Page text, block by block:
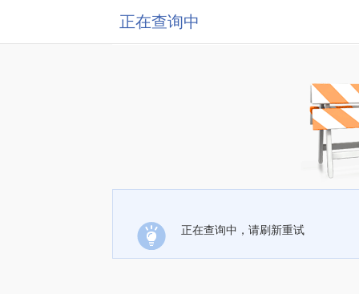
正在查询中
正在查询中，请刷新重试